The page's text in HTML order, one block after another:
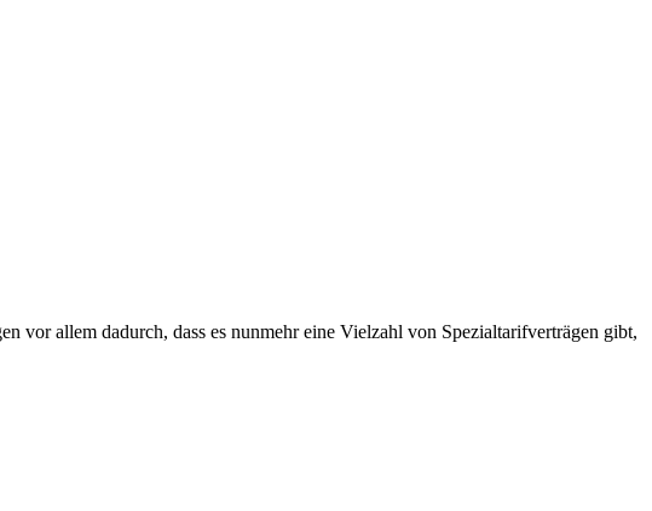
vor allem dadurch, dass es nunmehr eine Viel­zahl von Spezialtarifverträgen gibt,